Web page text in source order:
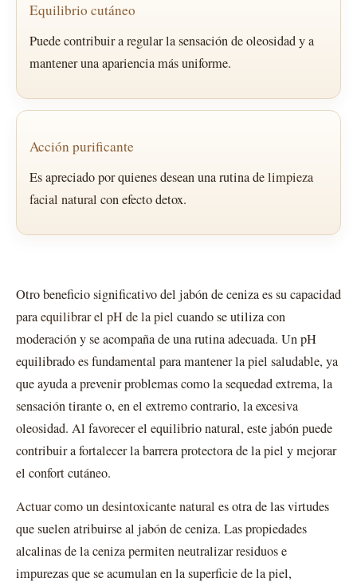
Equilibrio cutáneo
Puede contribuir a regular la sensación de oleosidad y a
mantener una apariencia más uniforme.
Acción purificante
Es apreciado por quienes desean una rutina delimpieza
facial natural con efecto detox.
Otro beneficio significativo del jabón de ceniza es su capacidad
paraequilibrar el pH de la piel cuando se utiliza con
moderación y se acompaña de una rutina adecuada. Un pH
equilibrado es fundamental para mantener la piel saludable, ya
que ayuda a prevenir problemas como la sequedad extrema, la
sensación tirante o, en el extremo contrario, la excesiva
oleosidad. Al favorecer el equilibrio natural, este jabón puede
contribuir a fortalecer la barrera protectora de la piel y mejorar
el confort cutáneo.
Actuar como un desintoxicante natural es otra de las virtudes
que suelen atribuirse al jabón de ceniza. Las propiedades
alcalinas de la ceniza permiten neutralizar residuos e
impurezas que se acumulan en la superficie de la piel,